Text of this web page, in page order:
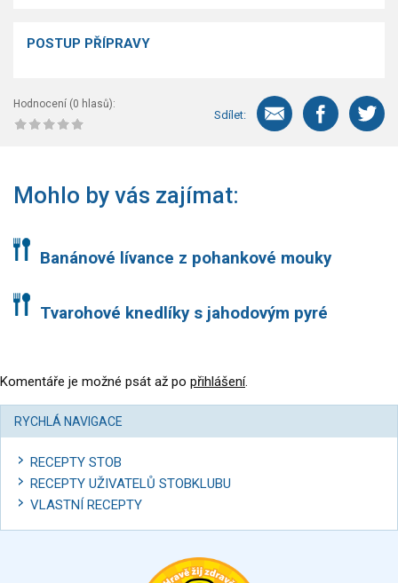
POSTUP PŘÍPRAVY
Hodnocení (0 hlasů):
Sdílet:
Mohlo by vás zajímat:
Banánové lívance z pohankové mouky
Tvarohové knedlíky s jahodovým pyré
Komentáře je možné psát až po přihlášení.
RYCHLÁ NAVIGACE
RECEPTY STOB
RECEPTY UŽIVATELŮ STOBKLUBU
VLASTNÍ RECEPTY